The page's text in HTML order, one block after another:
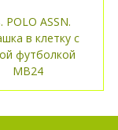
POLO ASSN.
в клетку с
футболкой
МВ24